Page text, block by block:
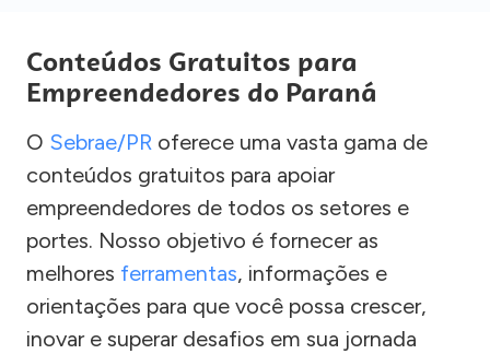
Conteúdos Gratuitos para
Empreendedores do Paraná
O Sebrae/PR oferece uma vasta gama de
conteúdos gratuitos para apoiar
empreendedores de todos os setores e
portes. Nosso objetivo é fornecer as
melhores ferramentas, informações e
orientações para que você possa crescer,
inovar e superar desafios em sua jornada